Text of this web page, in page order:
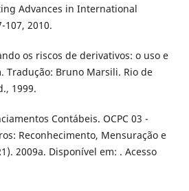
Advances in International
107, 2010.
os riscos de derivativos: o uso e
Tradução: Bruno Marsili. Rio de
1999.
Contábeis. OCPC 03 -
Reconhecimento, Mensuração e
2009a. Disponível em: . Acesso